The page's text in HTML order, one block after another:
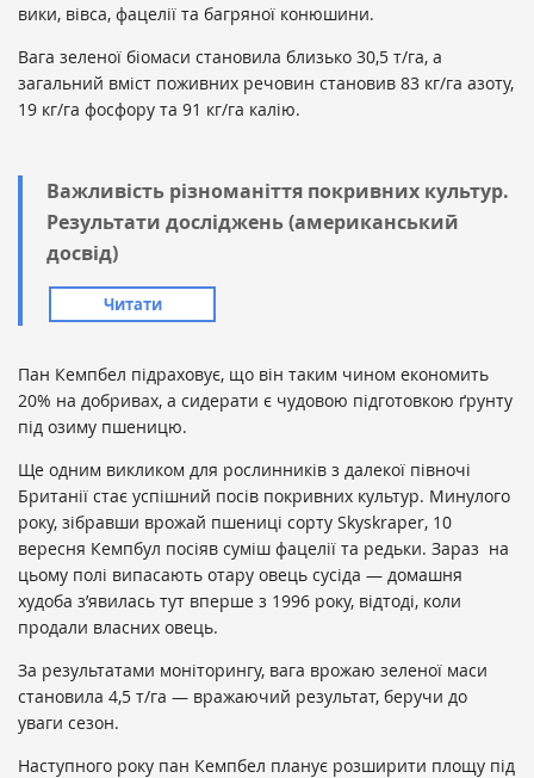
вики, вівса, фацелії та багряної конюшини.
Вага зеленої біомаси становила близько 30,5 т/га, а
загальний вміст поживних речовин становив 83 кг/га азоту,
19 кг/га фосфору та 91 кг/га калію.
Важливість різноманіття покривних культур.
Результати досліджень (американський
досвід)
Читати
Пан Кемпбел підраховує, що він таким чином економить
20% на добривах, а сидерати є чудовою підготовкою ґрунту
під озиму пшеницю.
Ще одним викликом для рослинників з далекої півночі
Британії стає успішний посів покривних культур. Минулого
року, зібравши врожай пшениці сорту Skyskraper, 10
вересня Кемпбул посіяв суміш фацелії та редьки. Зараз на
цьому полі випасають отару овець сусіда — домашня
худоба з’явилась тут вперше з 1996 року, відтоді, коли
продали власних овець.
За результатами моніторингу, вага врожаю зеленої маси
становила 4,5 т/га — вражаючий результат, беручи до
уваги сезон.
Наступного року пан Кемпбел планує розширити площу під